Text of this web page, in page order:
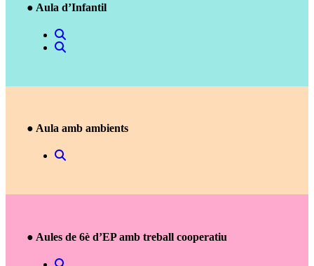
● Aula d’Infantil
● Aula amb ambients
● Aules de 6è d’EP amb treball cooperatiu